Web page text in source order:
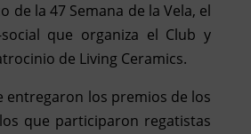
de la 47 Semana de la Vela, el
que organiza el Club y
de Living Ceramics.
entregaron los premios de los
que participaron regatistas